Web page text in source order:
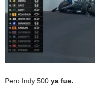
Pero Indy 500 ya fue.